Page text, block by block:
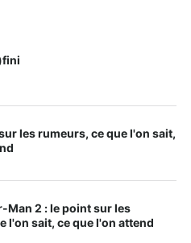
les rumeurs, ce que l'on sait,
Man 2 : le point sur les
l'on sait, ce que l'on attend